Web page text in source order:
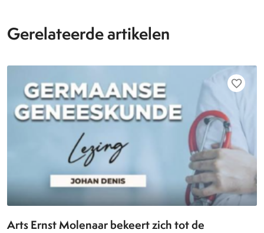
Gerelateerde artikelen
favorite_border
Arts Ernst Molenaar bekeert zich tot de